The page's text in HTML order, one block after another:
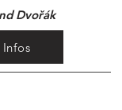
Dvořák